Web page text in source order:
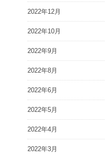
2022年12月
2022年10月
2022年9月
2022年8月
2022年6月
2022年5月
2022年4月
2022年3月